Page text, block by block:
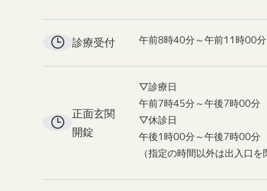
診療受付 午前8時40分～午前11時00分
正面玄関
開錠
▽診療日
午前7時45分～午後7時00分
▽休診日
午後1時00分～午後7時00分
（指定の時間以外は出入口を